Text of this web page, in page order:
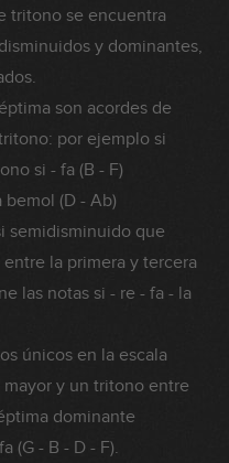
tritono se encuentra
y dominantes,
son acordes de
por ejemplo si
si - fa (B - F)
(D - Ab)
semidisminuido que
la primera y tercera
las notas si - re - fa - la
únicos en la escala
y un tritono entre
dominante
(G - B - D - F).